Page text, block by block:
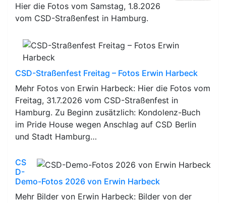
Hier die Fotos vom Samstag, 1.8.2026
vom CSD-Straßenfest in Hamburg.
CSD-Straßenfest Freitag – Fotos Erwin Harbeck
Mehr Fotos von Erwin Harbeck: Hier die Fotos vom
Freitag, 31.7.2026 vom CSD-Straßenfest in
Hamburg. Zu Beginn zusätzlich: Kondolenz-Buch
im Pride House wegen Anschlag auf CSD Berlin
und Stadt Hamburg…
CS
D-
Demo-Fotos 2026 von Erwin Harbeck
Mehr Bilder von Erwin Harbeck: Bilder von der